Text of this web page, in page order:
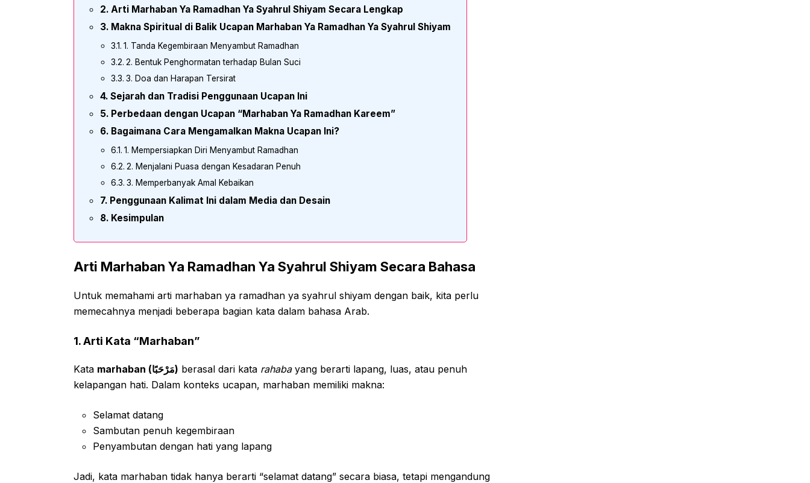
Arti Marhaban Ya Ramadhan Ya Syahrul Shiyam Secara Lengkap
Makna Spiritual di Balik Ucapan Marhaban Ya Ramadhan Ya Syahrul Shiyam
1. Tanda Kegembiraan Menyambut Ramadhan
2. Bentuk Penghormatan terhadap Bulan Suci
3. Doa dan Harapan Tersirat
Sejarah dan Tradisi Penggunaan Ucapan Ini
Perbedaan dengan Ucapan “Marhaban Ya Ramadhan Kareem”
Bagaimana Cara Mengamalkan Makna Ucapan Ini?
1. Mempersiapkan Diri Menyambut Ramadhan
2. Menjalani Puasa dengan Kesadaran Penuh
3. Memperbanyak Amal Kebaikan
Penggunaan Kalimat Ini dalam Media dan Desain
Kesimpulan
Arti Marhaban Ya Ramadhan Ya Syahrul Shiyam Secara Bahasa
Untuk memahami arti marhaban ya ramadhan ya syahrul shiyam dengan baik, kita perlu
memecahnya menjadi beberapa bagian kata dalam bahasa Arab.
1. Arti Kata “Marhaban”
Kata marhaban (مَرْحَبًا) berasal dari kata rahabayang berarti lapang, luas, atau penuh
kelapangan hati. Dalam konteks ucapan, marhaban memiliki makna:
Selamat datang
Sambutan penuh kegembiraan
Penyambutan dengan hati yang lapang
Jadi, kata marhaban tidak hanya berarti “selamat datang” secara biasa, tetapi mengandung